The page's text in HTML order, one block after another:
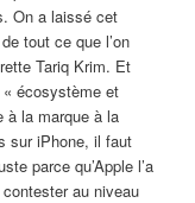
On a laissé cet
tout ce que l’on
Tariq Krim. Et
« écosystème et
à la marque à la
sur iPhone, il faut
parce qu’Apple l’a
au niveau